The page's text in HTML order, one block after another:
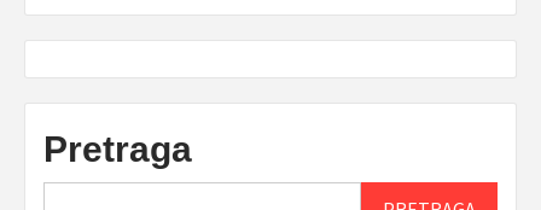
Pretraga